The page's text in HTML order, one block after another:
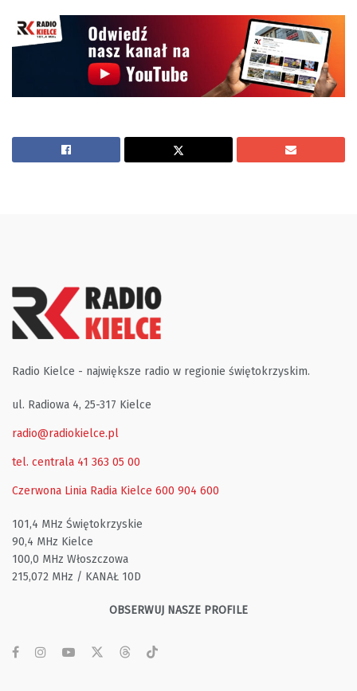
Radio Kielce - największe radio w regionie świętokrzyskim.
ul. Radiowa 4, 25-317 Kielce
radio@radiokielce.pl
tel. centrala 41 363 05 00
Czerwona Linia Radia Kielce 600 904 600
101,4 MHz Świętokrzyskie
90,4 MHz Kielce
100,0 MHz Włoszczowa
215,072 MHz / KANAŁ 10D
OBSERWUJ NASZE PROFILE